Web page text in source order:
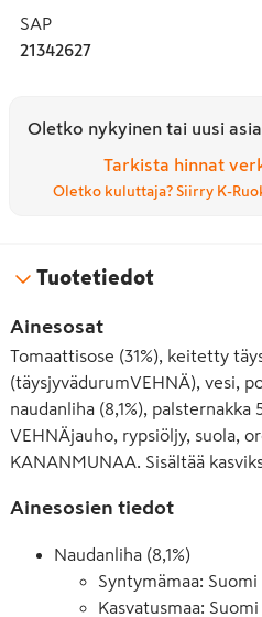
SAP
21342627
Oletko nykyinen tai uusi
Tarkista hinnat
Oletko kuluttaja? Siirry K-
Tuotetiedot
Ainesosat
Tomaattisose (31%), keitetty
(täysjyvädurumVEHNÄ), vesi,
naudanliha (8,1%), palsternakka
VEHNÄjauho, rypsiöljy, suola,
KANANMUNAA. Sisältää
Ainesosien tiedot
Naudanliha (8,1%)
Syntymämaa: Suomi
Kasvatusmaa: Suomi